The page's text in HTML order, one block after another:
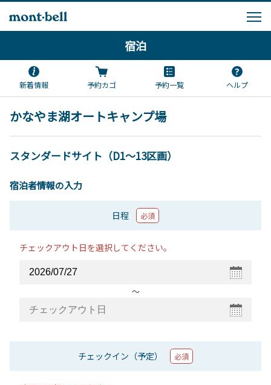
宿泊
新着情報 予約カゴ 予約一覧 ヘルプ
かなやま湖オートキャンプ場
スタンダードサイト（D1～13区画）
宿泊者情報の入力
日程 必須
チェックアウト日を選択してください。
〜
チェックイン（予定） 必須